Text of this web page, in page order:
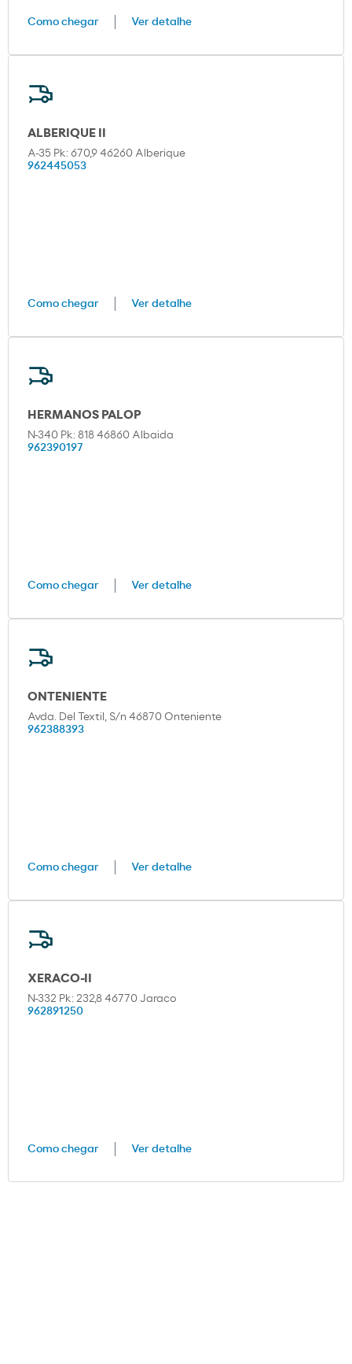
Como chegar Ver detalhe
ALBERIQUE II
A-35 Pk: 670,9 46260 Alberique
962445053
Como chegar Ver detalhe
HERMANOS PALOP
N-340 Pk: 818 46860 Albaida
962390197
Como chegar Ver detalhe
ONTENIENTE
Avda. Del Textil, S/n 46870 Onteniente
962388393
Como chegar Ver detalhe
XERACO-II
N-332 Pk: 232,8 46770 Jaraco
962891250
Como chegar Ver detalhe